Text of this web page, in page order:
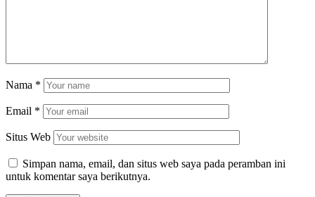
Nama *
Email *
Situs Web
Simpan nama, email, dan situs web saya pada peramban ini
untuk komentar saya berikutnya.